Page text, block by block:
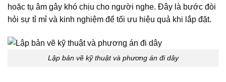
hoặc tụ âm gây khó chịu cho người nghe. Đây là bước đòi
hỏi sự tỉ mỉ và kinh nghiệm để tối ưu hiệu quả khi lắp đặt.
Lập bản vẽ kỹ thuật và phương án đi dây